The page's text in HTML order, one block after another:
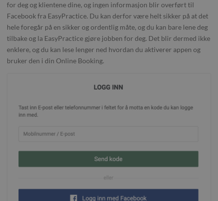
for deg og klientene dine, og ingen informasjon blir overført til
Facebook fra EasyPractice. Du kan derfor være helt sikker på at det
hele foregår på en sikker og ordentlig måte, og du kan bare lene deg
tilbake og la EasyPractice gjøre jobben for deg. Det blir dermed ikke
enklere, og du kan lese lenger ned hvordan du aktiverer appen og
bruker den i din Online Booking.